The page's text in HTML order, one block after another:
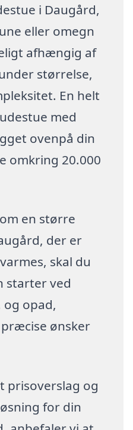
i Daugård,
eller omegn
afhængig af
størrelse,
En helt
med
ovenpå din
omkring 20.000
en større
der er
skal du
starter ved
og opad,
ønsker
prisoverslag og
for din